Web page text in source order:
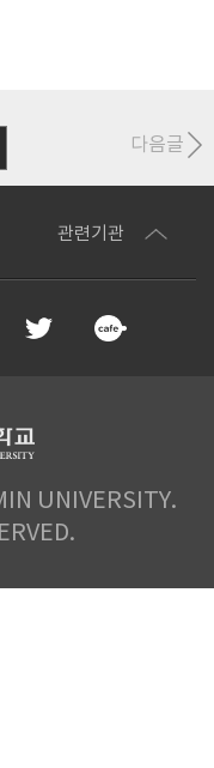
다음글
관련기관
UNIVERSITY.